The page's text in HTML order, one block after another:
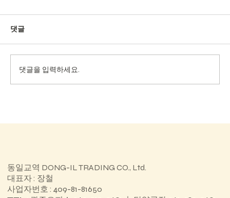
댓글
댓글을 입력하세요.
동일교역 DONG-IL TRADING CO., Ltd.
대표자 : 장철
사업자번호 : 409-81-81650